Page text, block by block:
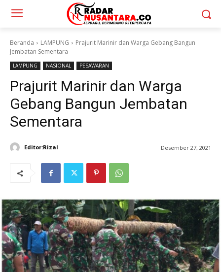
Beranda LAMPUNG
Prajurit Marinir dan Warga Gebang Bangun
Jembatan Sementara
LAMPUNG NASIONAL PESAWARAN
Prajurit Marinir dan Warga
Gebang Bangun Jembatan
Sementara
Editor:Rizal Desember 27, 2021